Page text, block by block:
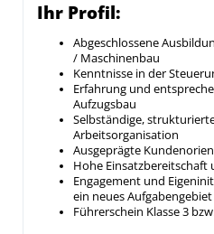
Ihr Profil:
Abgeschlossene
/ Maschinenbau
Kenntnisse in der
Erfahrung und
Aufzugsbau
Selbständige,
Arbeitsorganisation
Ausgeprägte
Hohe Einsatzbereitschaft
Engagement und
ein neues Aufgabengebiet
Führerschein Klasse 3